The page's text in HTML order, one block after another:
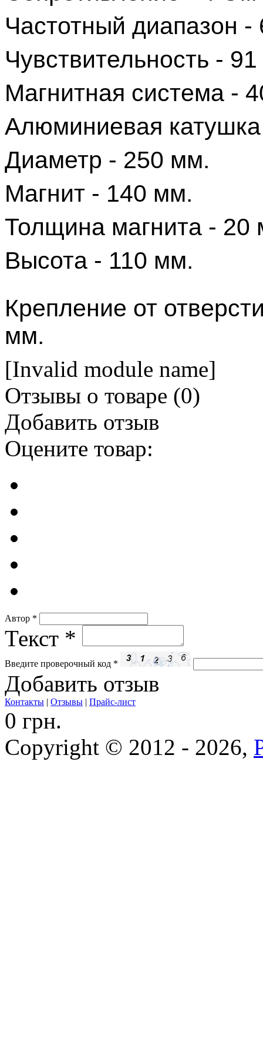
Частотный диапазон -
Чувствительность -
Магнитная система -
Алюминиевая катушка
Диаметр - 250 мм.
Магнит - 140 мм.
Толщина магнита -
Высота - 110 мм.
Крепление от
мм.
[Invalid module name]
Отзывы о товаре (0)
Добавить отзыв
Оцените товар:
Автор *
Текст *
Введите проверочный код *
Добавить отзыв
Контакты | Отзывы | Прайс-лист
0 грн.
Copyright © 2012 - 2026,